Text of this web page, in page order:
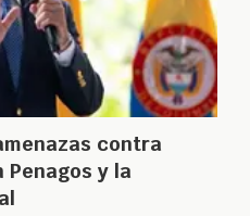
contra
y la